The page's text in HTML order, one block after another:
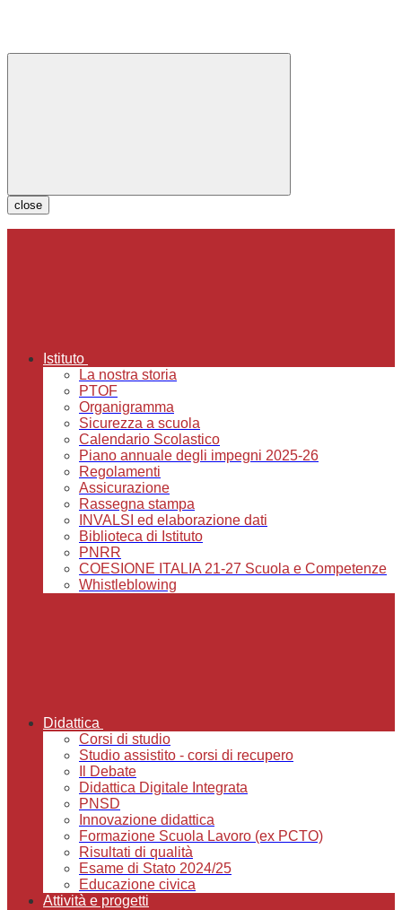
close
Istituto
La nostra storia
PTOF
Organigramma
Sicurezza a scuola
Calendario Scolastico
Piano annuale degli impegni 2025-26
Regolamenti
Assicurazione
Rassegna stampa
INVALSI ed elaborazione dati
Biblioteca di Istituto
PNRR
COESIONE ITALIA 21-27 Scuola e Competenze
Whistleblowing
Didattica
Corsi di studio
Studio assistito - corsi di recupero
Il Debate
Didattica Digitale Integrata
PNSD
Innovazione didattica
Formazione Scuola Lavoro (ex PCTO)
Risultati di qualità
Esame di Stato 2024/25
Educazione civica
Attività e progetti